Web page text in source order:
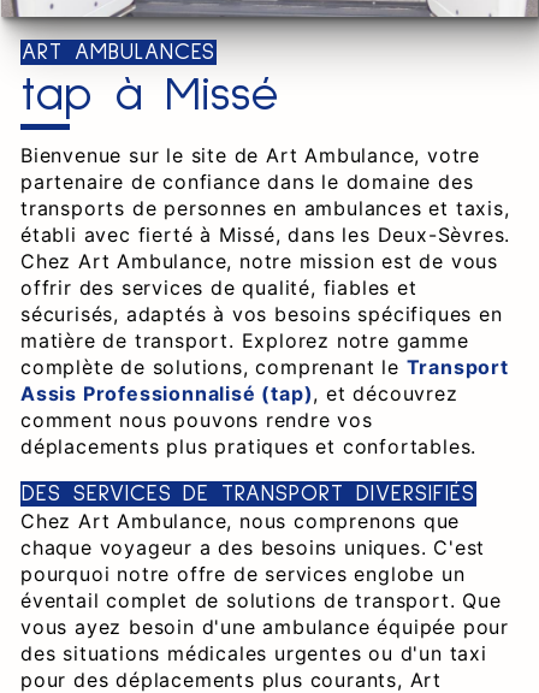
ART AMBULANCES
tap à Missé
Bienvenue sur le site de Art Ambulance, votre
partenaire de confiance dans le domaine des
transports de personnes en ambulances et taxis,
établi avec fierté à Missé, dans les Deux-Sèvres.
Chez Art Ambulance, notre mission est de vous
offrir des services de qualité, fiables et
sécurisés, adaptés à vos besoins spécifiques en
matière de transport. Explorez notre gamme
complète de solutions, comprenant le Transport
Assis Professionnalisé (tap), et découvrez
comment nous pouvons rendre vos
déplacements plus pratiques et confortables.
DES SERVICES DE TRANSPORT DIVERSIFIÉS
Chez Art Ambulance, nous comprenons que
chaque voyageur a des besoins uniques. C'est
pourquoi notre offre de services englobe un
éventail complet de solutions de transport. Que
vous ayez besoin d'une ambulance équipée pour
des situations médicales urgentes ou d'un taxi
pour des déplacements plus courants, Art